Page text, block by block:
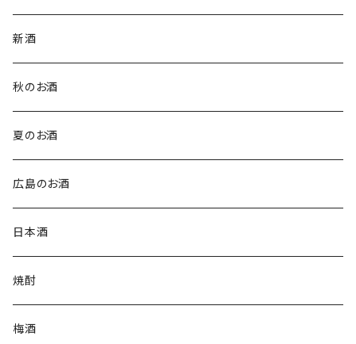
新酒
秋のお酒
夏のお酒
広島のお酒
日本酒
焼酎
梅酒